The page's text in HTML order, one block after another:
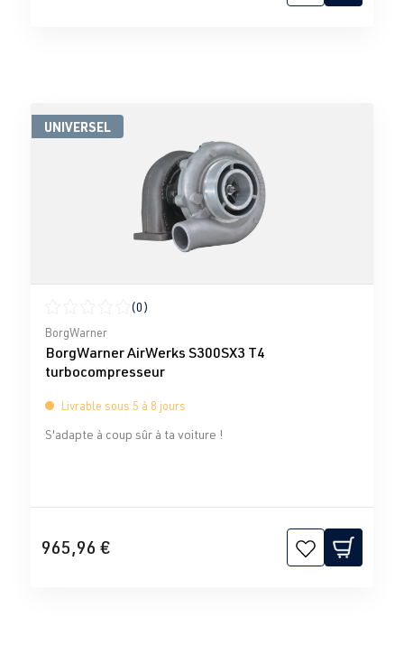
UNIVERSEL
Note moyenne de 0 sur 5 étoiles
(0)
BorgWarner
BorgWarner AirWerks S300SX3 T4
turbocompresseur
Livrable sous 5 à 8 jours
S'adapte à coup sûr à ta voiture !
965,96 €